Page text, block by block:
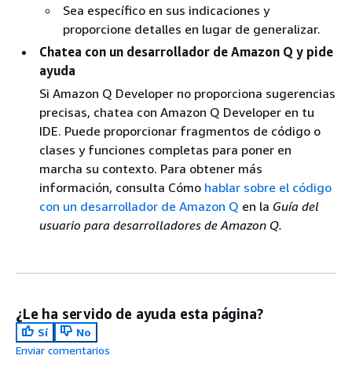
Sea específico en sus indicaciones y
proporcione detalles en lugar de generalizar.
Chatea con un desarrollador de Amazon Q y pide
ayuda
Si Amazon Q Developer no proporciona sugerencias
precisas, chatea con Amazon Q Developer en tu
IDE. Puede proporcionar fragmentos de código o
clases y funciones completas para poner en
marcha su contexto. Para obtener más
información, consulta Cómo hablar sobre el código
con un desarrollador de Amazon Q en la Guía del
usuario para desarrolladores de Amazon Q.
¿Le ha servido de ayuda esta página?
Sí
No
Enviar comentarios